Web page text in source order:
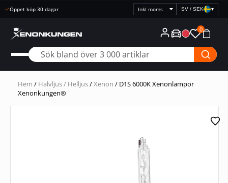
Välj
prisvisning
SV / SEK ▾
0
Hem / Halvljus / Helljus/Xenon / D1S 6000K Xenonlampor
Xenonkungen®